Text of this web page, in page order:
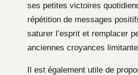
ses petites victoires
répétition de messages
saturer l’esprit et remplacer
anciennes croyances
Il est également utile de